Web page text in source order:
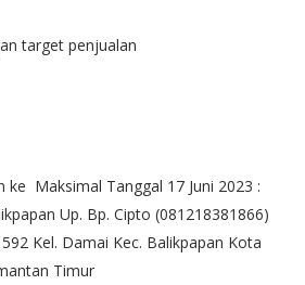
target penjualan
ke Maksimal Tanggal 17 Juni 2023 :
Up. Bp. Cipto (081218381866)
Kel. Damai Kec. Balikpapan Kota
Timur